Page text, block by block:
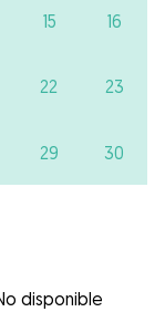
15 16
22 23
29 30
disponible